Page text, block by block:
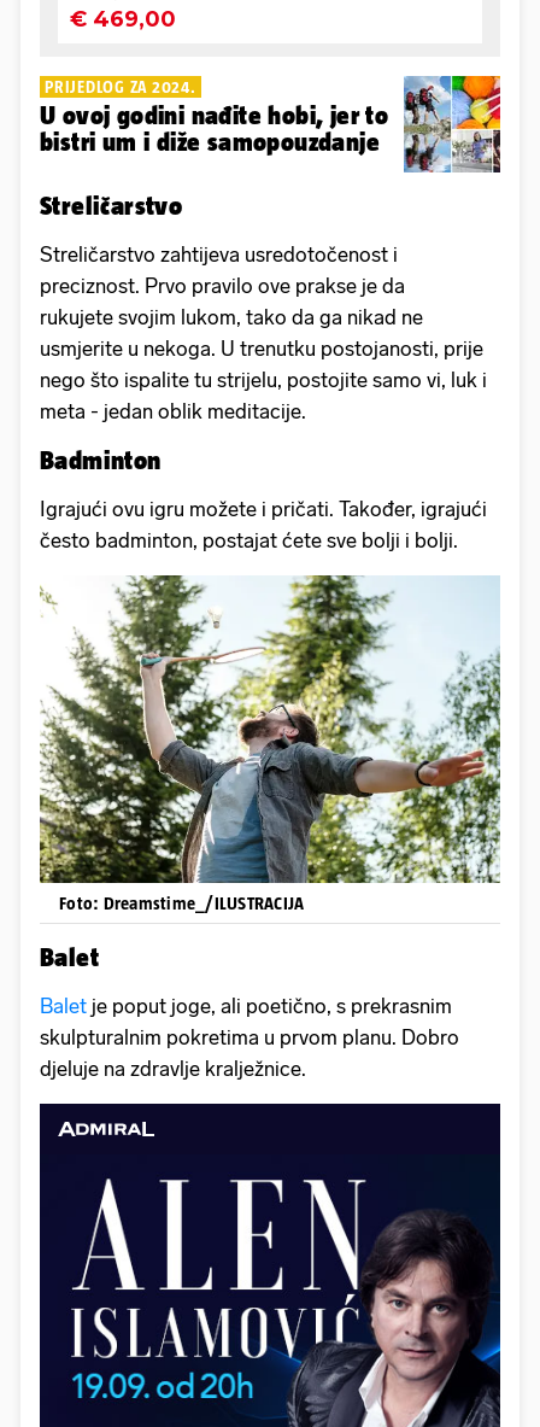
PRIJEDLOG ZA 2024.
U ovoj godini nađite hobi, jer to
bistri um i diže samopouzdanje
Streličarstvo
Streličarstvo zahtijeva usredotočenost i
preciznost. Prvo pravilo ove prakse je da
rukujete svojim lukom, tako da ga nikad ne
usmjerite u nekoga. U trenutku postojanosti, prije
nego što ispalite tu strijelu, postojite samo vi, luk i
meta - jedan oblik meditacije.
Badminton
Igrajući ovu igru možete i pričati. Također, igrajući
često badminton, postajat ćete sve bolji i bolji.
Foto: Dreamstime_/ILUSTRACIJA
Balet
Balet je poput joge, ali poetično, s prekrasnim
skulpturalnim pokretima u prvom planu. Dobro
djeluje na zdravlje kralježnice.